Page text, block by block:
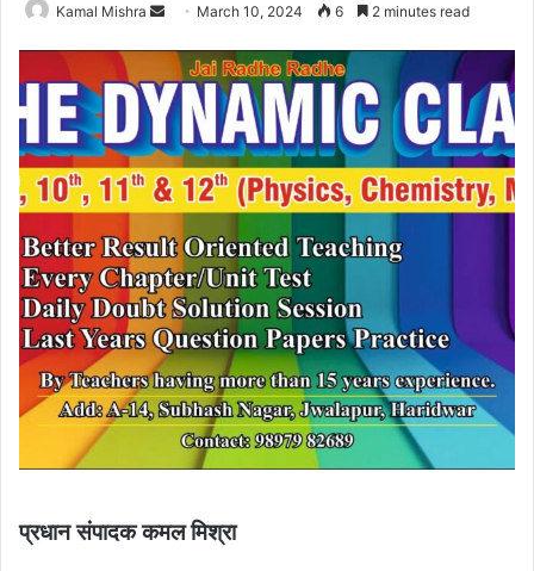
Kamal Mishra
Send
email
March 10, 2024 6 2 minutes read
प्रधान संपादक कमल मिश्रा